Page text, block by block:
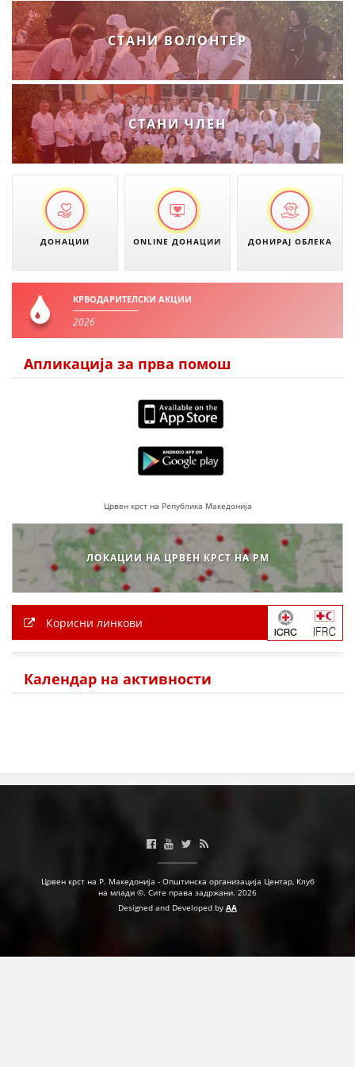
МЕЃУНАРОДНА СОРАБОТКА
ДОГОВОРИ
ЗНАЧЕЊЕ НА СЛУЖБАТА ЗА БАРАЊЕ
ФОРМУЛАРИ ЗА БАРАЊА
ЗДРАВСТВЕНО ПРЕВЕНТИВНА ДЕЈНОСТ
КРВОДАРИТЕЛСТВО
ИНФОРМАЦИИ ЗА БОЛЕСТИ
ДЕЈСТВУВАЊЕ
ПРИРАЧНИЦИ
ЕДУКАТИВНО ИНФОРМАТИВНИ МАТЕРИЈАЛИ
ПОСТЕРИ
ПРЕЗЕНТАЦИИ
СТАНИ ВОЛОНТЕР
СТАНИ ЧЛЕН
ДОНАЦИИ ONLINE ДОНАЦИИ ДОНИРАЈ ОБЛЕКА
КРВОДАРИТЕЛСКИ АКЦИИ
2026
Апликација за прва помош
Црвен крст на Република Македонија
ЛОКАЦИИ НА ЦРВЕН КРСТ НА РМ
Корисни линкови
Календар на активности
Црвен крст на Р. Македонија - Општинска организација Центар, Клуб
на млади ©. Сите права задржани. 2026
Designed and Developed by AA